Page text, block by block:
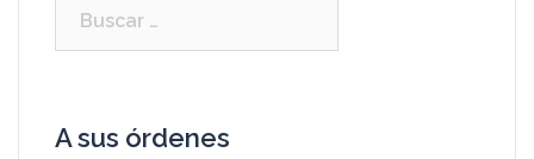
A sus órdenes